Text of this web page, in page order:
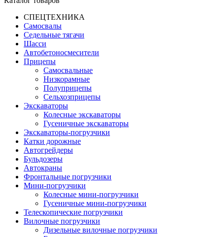
СПЕЦТЕХНИКА
Самосвалы
Седельные тягачи
Шасси
Автобетоно­смесители
Прицепы
Самосвальные
Низкорамные
Полуприцепы
Сельхозприцепы
Экскаваторы
Колесные экскаваторы
Гусеничные экскаваторы
Экскаваторы-погрузчики
Катки дорожные
Автогрейдеры
Бульдозеры
Автокраны
Фронтальные погрузчики
Мини-погрузчики
Колесные мини-погрузчики
Гусеничные мини-погрузчики
Телескопические погрузчики
Вилочные погрузчики
Дизельные вилочные погрузчики